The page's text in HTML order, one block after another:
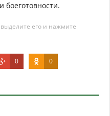
боеготовности.
его и нажмите
0 0